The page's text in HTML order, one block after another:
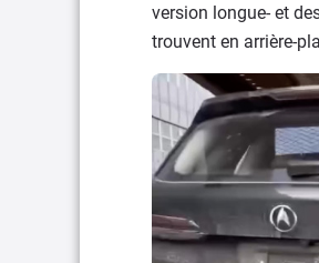
version longue- et
trouvent en arrière-